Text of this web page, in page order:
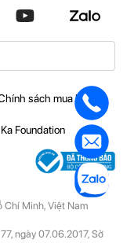
sách mua hàng
Ka Foundation
Chí Minh, Việt Nam
ngày 07.06.2017, Sở